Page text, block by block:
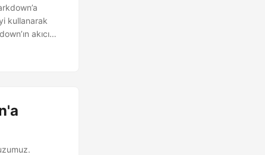
kullanarak
akıcı